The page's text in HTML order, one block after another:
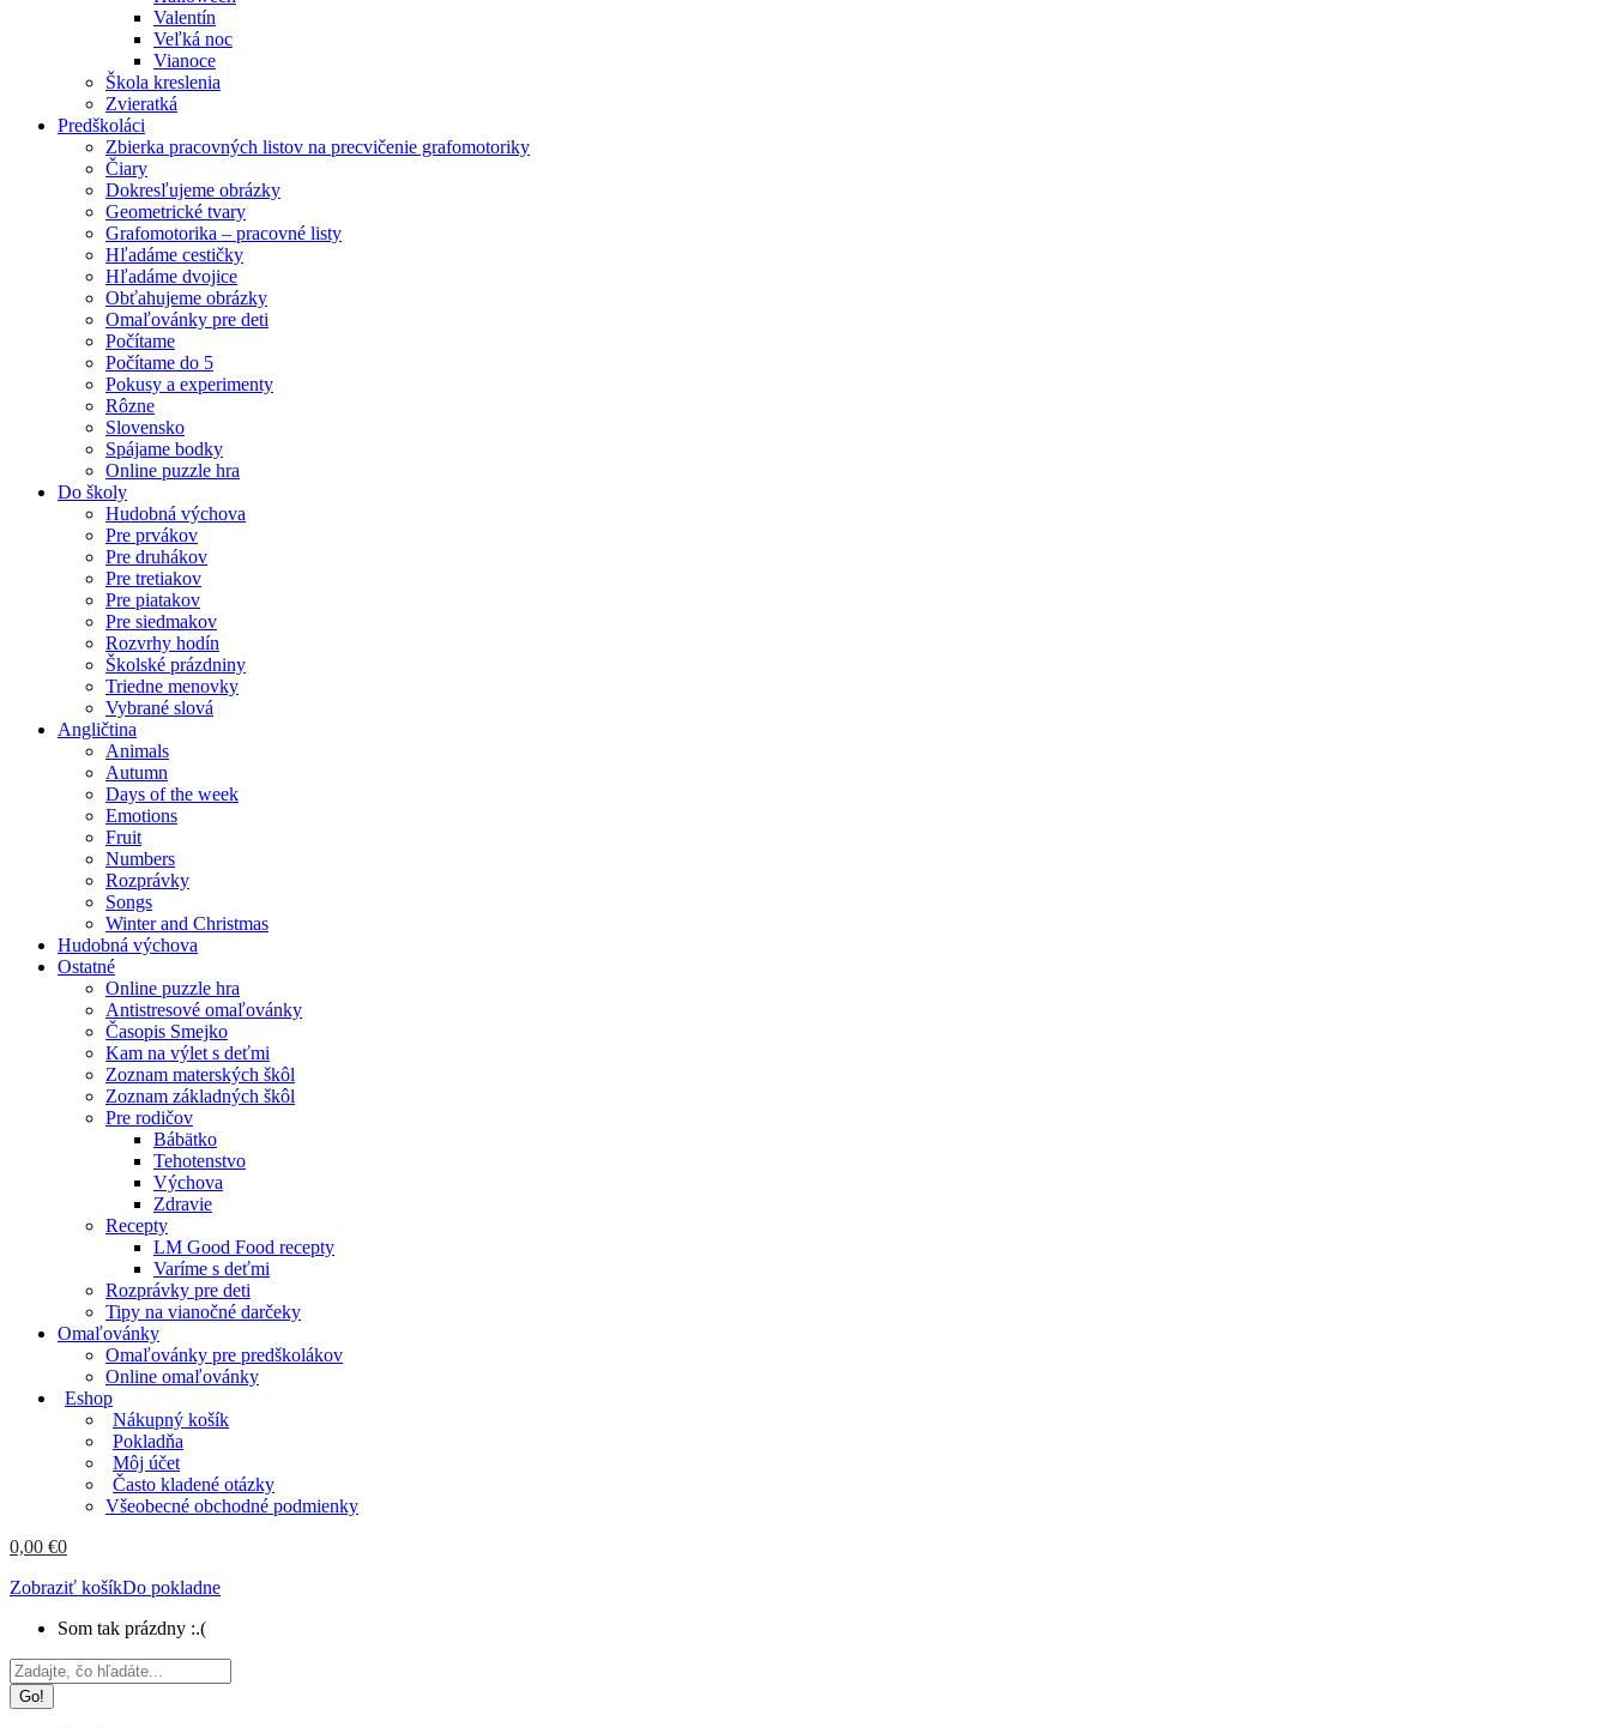
Valentín
Veľká noc
Vianoce
Škola kreslenia
Zvieratká
Predškoláci
Zbierka pracovných listov na precvičenie grafomotoriky
Čiary
Dokresľujeme obrázky
Geometrické tvary
Grafomotorika – pracovné listy
Hľadáme cestičky
Hľadáme dvojice
Obťahujeme obrázky
Omaľovánky pre deti
Počítame
Počítame do 5
Pokusy a experimenty
Rôzne
Slovensko
Spájame bodky
Online puzzle hra
Do školy
Hudobná výchova
Pre prvákov
Pre druhákov
Pre tretiakov
Pre piatakov
Pre siedmakov
Rozvrhy hodín
Školské prázdniny
Triedne menovky
Vybrané slová
Angličtina
Animals
Autumn
Days of the week
Emotions
Fruit
Numbers
Rozprávky
Songs
Winter and Christmas
Hudobná výchova
Ostatné
Online puzzle hra
Antistresové omaľovánky
Časopis Smejko
Kam na výlet s deťmi
Zoznam materských škôl
Zoznam základných škôl
Pre rodičov
Bábätko
Tehotenstvo
Výchova
Zdravie
Recepty
LM Good Food recepty
Varíme s deťmi
Rozprávky pre deti
Tipy na vianočné darčeky
Omaľovánky
Omaľovánky pre predškolákov
Online omaľovánky
Eshop
Nákupný košík
Pokladňa
Môj účet
Často kladené otázky
Všeobecné obchodné podmienky
0,00 €0
Zobraziť košíkDo pokladne
Som tak prázdny :.(
Search: